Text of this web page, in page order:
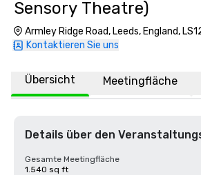
Sensory Theatre)
Armley Ridge Road, Leeds, England,
Kontaktieren Sie uns
Übersicht Meetingfläche
Details über den
Gesamte Meetingfläche
1.540 sq ft